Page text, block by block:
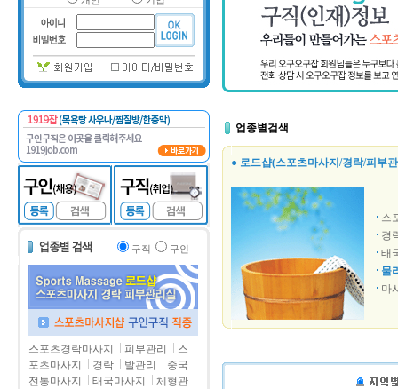
구직 구인
스포츠경락마사지 피부관리
스
포츠마사지
경락 발관리
중국
전통마사지
태국마사지
체형관
업종별검색
● 로드샵(스포츠마사지/경락/피부
스
경
태
물
마